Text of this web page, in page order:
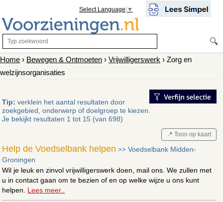
Select Language ▼
🔍
Home › Bewegen & Ontmoeten › Vrijwilligerswerk › Zorg en
welzijnsorganisaties
Tip: verklein het aantal resultaten door
zoekgebied, onderwerp of doelgroep te kiezen.
Je bekijkt resultaten 1 tot 15 (van 698)
📍 Toon op kaart
Help de Voedselbank helpen >>Voedselbank Midden-
Groningen
Wil je leuk en zinvol vrijwilligerswerk doen, mail ons. We zullen met
u in contact gaan om te bezien of en op welke wijze u ons kunt
helpen. Lees meer..